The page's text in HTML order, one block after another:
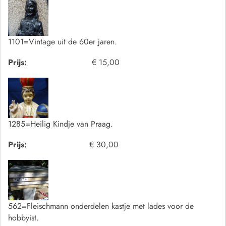
1101=Vintage uit de 60er jaren.
Prijs:
€ 15,00
1285=Heilig Kindje van Praag.
Prijs:
€ 30,00
562=Fleischmann onderdelen kastje met lades voor de
hobbyist.